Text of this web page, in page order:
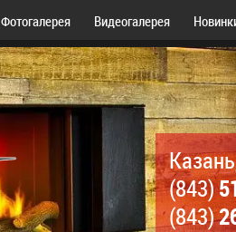
Фотогалерея Видеогалерея
(843)
(843)